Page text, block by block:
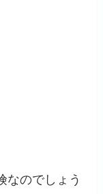
なのでしょう